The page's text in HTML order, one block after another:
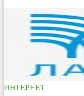
ИНТЕРНЕТ